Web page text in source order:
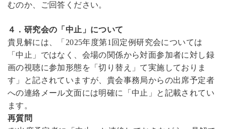
むのか、ご回答ください。
４．研究会の「中止」について
貴見解には、「 2025年度第1 回定例研究会については
「中止」ではなく、会場の関係から対面参加者に対し録
画の視聴に参加形態を「切り替え」て実施しておりま
す」と記されていますが、貴会事務局からの出席予定者
への連絡メール文面には明確に「中止」と記載されてい
ます。
再質問